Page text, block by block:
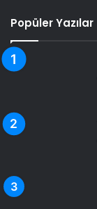
Popüler Yazılar